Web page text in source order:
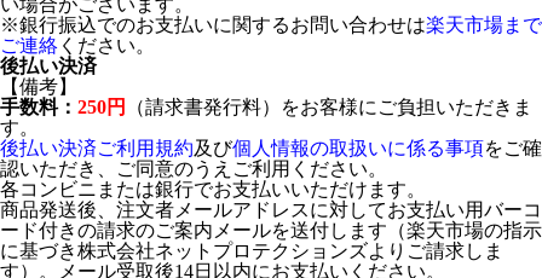
い場合がございます。
※銀行振込でのお支払いに関するお問い合わせは楽天市場まで
ご連絡 ください。
後払い決済
【備考】
手数料： 250円
（請求書発行料）をお客様にご負担いただきま
す。
後払い決済ご利用規約及び個人情報の取扱いに係る事項をご確
認いただき、ご同意のうえご利用ください。
各コンビニまたは銀行でお支払いいただけます。
商品発送後、注文者メールアドレスに対してお支払い用バーコ
ード付きの請求のご案内メールを送付します（楽天市場の指示
に基づき株式会社ネットプロテクションズよりご請求しま
す）。メール受取後14日以内にお支払いください。